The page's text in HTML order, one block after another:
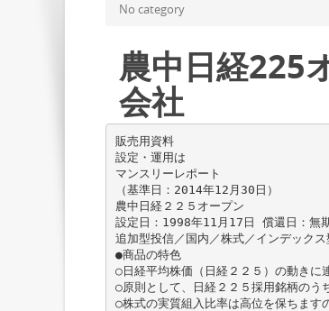
No category
農中日経225
会社
販売用資料
設定・運用は
マンスリーレポート
（基準日：2014年12月30日）
農中日経２２５オープン
設定日：1998年11月17日 償還日：無
追加型投信／国内／株式／インデックス
●商品の特色
○日経平均株価（日経２２５）の動きに
○原則として、日経２２５採用銘柄のう
○株式の実質組入比率は高位を保ちます